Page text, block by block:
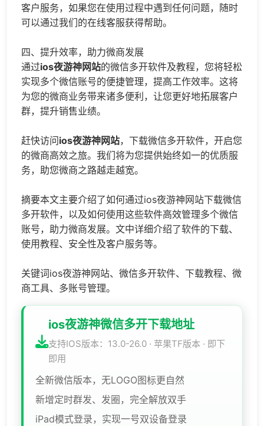
客户服务，如果您在使用过程中遇到任何问题，随时
可以通过我们的在线客服获得帮助。
四、提升效率，助力微商发展
通过ios夜游神网站的微信多开软件及教程，您将轻松
实现多个微信账号的便捷管理，提高工作效率。这将
为您的微商业务带来诸多便利，让您更好地拓展客户
群，提升销售业绩。
赶快访问ios夜游神网站，下载微信多开软件，开启您
的微商高效之旅。我们将为您提供始终如一的优质服
务，助您微商之路越走越宽。
摘要本文主要介绍了如何通过ios夜游神网站下载微信
多开软件，以及如何使用这些软件高效管理多个微信
账号，助力微商发展。文中详细介绍了软件的下载、
使用教程、安全性及客户服务等。
关键词ios夜游神网站、微信多开软件、下载教程、微
商工具、多账号管理。
ios夜游神微信多开下载地址
支持IOS版本：13.0-26.0 · 苹果TF版本 · 即下
即用
全新微信版本，无LOGO图标更自然
新增定时群发、发圈，完全解放双手
iPad模式登录，实现一号双设备登录